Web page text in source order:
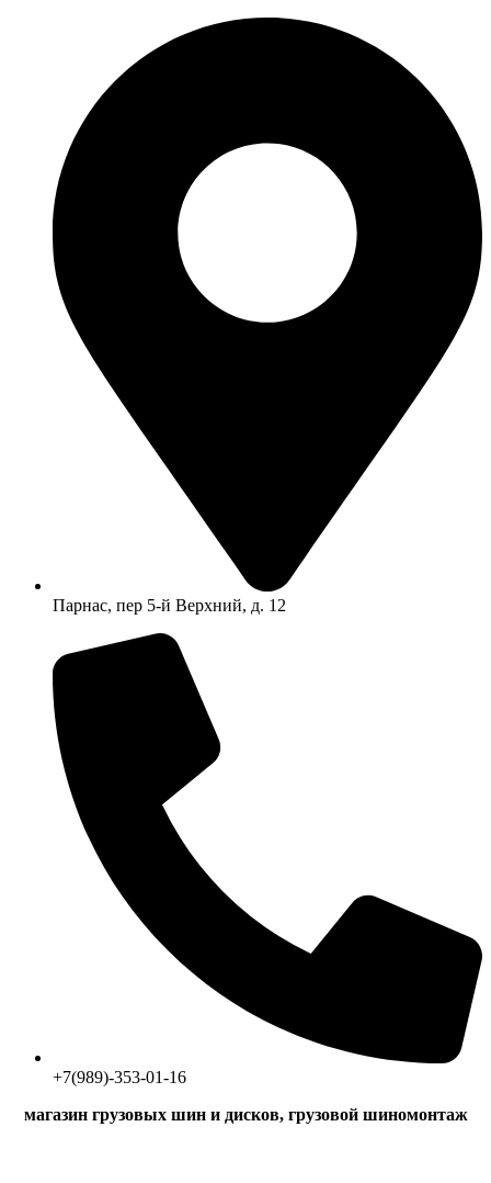
Парнас, пер 5-й Верхний, д. 12
+7(989)-353-01-16
магазин грузовых шин и дисков, грузовой шиномонтаж